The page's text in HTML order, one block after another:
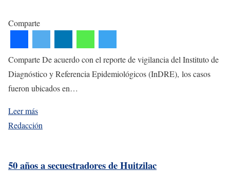
Comparte
Comparte De acuerdo con el reporte de vigilancia del Instituto de
Diagnóstico y Referencia Epidemiológicos (InDRE), los casos
fueron ubicados en…
Leer más
Redacción
50 años a secuestradores de Huitzilac